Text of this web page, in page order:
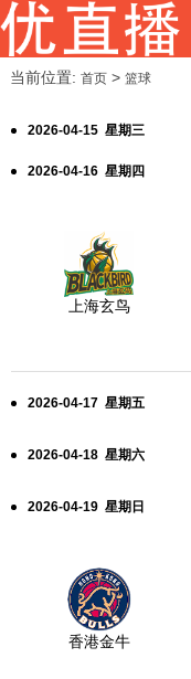
当前位置: 首页> 篮球
2026-04-15 星期三
2026-04-16 星期四
上海玄鸟
2026-04-17 星期五
2026-04-18 星期六
2026-04-19 星期日
香港金牛